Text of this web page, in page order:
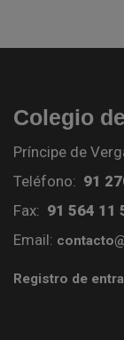
Colegio
Príncipe de
Teléfono: 91
Fax: 91 564 11
Email:
Registro de